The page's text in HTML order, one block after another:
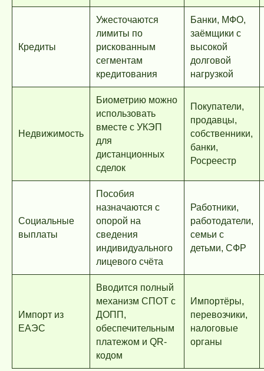
Кредиты
Ужесточаются
лимиты по
рискованным
сегментам
кредитования
Банки, МФО,
заёмщики с
высокой
долговой
нагрузкой
Недвижимость
Биометрию можно
использовать
вместе с УКЭП
для
дистанционных
сделок
Покупатели,
продавцы,
собственники,
банки,
Росреестр
Социальные
выплаты
Пособия
назначаются с
опорой на
сведения
индивидуального
лицевого счёта
Работники,
работодатели,
семьи с
детьми, СФР
Импорт из
ЕАЭС
Вводится полный
механизм СПОТ с
ДОПП,
обеспечительным
платежом и QR-
кодом
Импортёры,
перевозчики,
налоговые
органы